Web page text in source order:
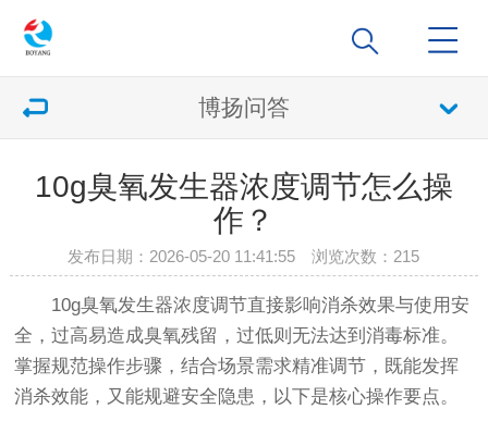
博扬问答
10g臭氧发生器浓度调节怎么操
作？
发布日期：2026-05-20 11:41:55 浏览次数： 215
10g臭氧发生器浓度调节直接影响消杀效果与使用安
全，过高易造成臭氧残留，过低则无法达到消毒标准。
掌握规范操作步骤，结合场景需求精准调节，既能发挥
消杀效能，又能规避安全隐患，以下是核心操作要点。